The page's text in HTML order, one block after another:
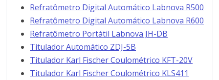
Refratômetro Digital Automático Labnova R500
Refratômetro Digital Automático Labnova R600
Refratômetro Portátil Labnova JH-DB
Titulador Automático ZDJ-5B
Titulador Karl Fischer Coulométrico KFT-20V
Titulador Karl Fischer Coulométrico KLS411